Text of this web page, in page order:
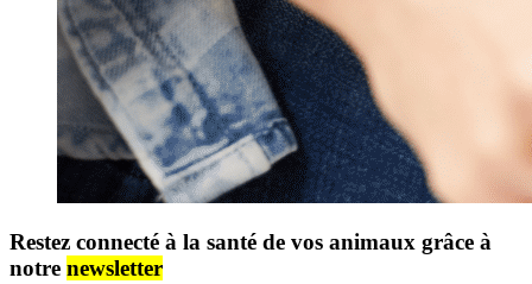
Restez connecté à la santé de vos animaux grâce à
notre newsletter